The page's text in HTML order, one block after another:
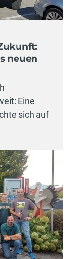
neuen
Eine
sich auf